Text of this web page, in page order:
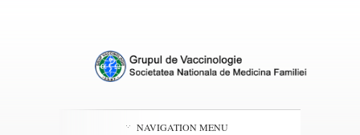
NAVIGATION MENU